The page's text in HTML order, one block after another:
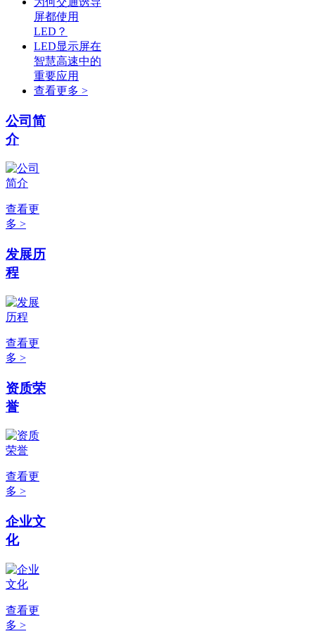
屏都使用
LED？
LED显示屏在
智慧高速中的
重要应用
查看更多 >
公司简
介
查看更
多 >
发展历
程
查看更
多 >
资质荣
誉
查看更
多 >
企业文
化
查看更
多 >